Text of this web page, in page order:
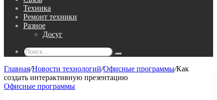
Техника
Ремонт техники
Разное
Досуг
Поиск...
Главная/Новости технологий/Офисные программы/Как
создать интерактивную презентацию
Офисные программы